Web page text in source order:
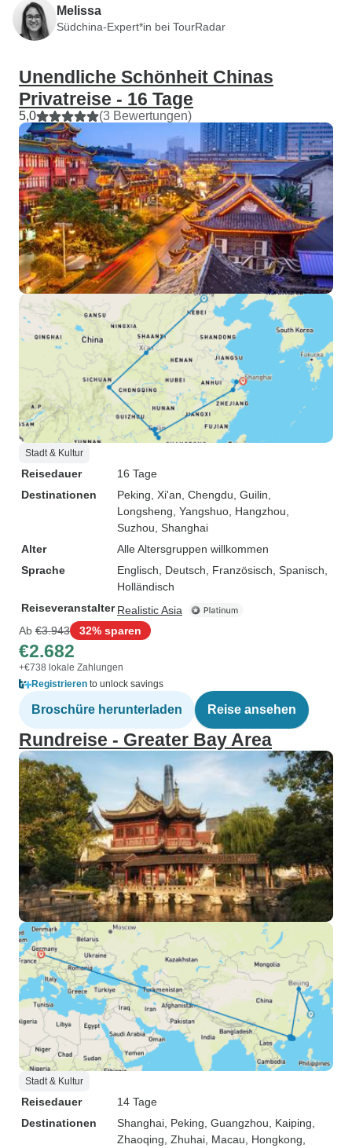
Melissa
Südchina-Expert*in bei TourRadar
Unendliche Schönheit Chinas
Privatreise - 16 Tage
5,0 (3 Bewertungen)
Stadt & Kultur
Reisedauer
16 Tage
Destinationen
Peking , Xi'an , Chengdu , Guilin
Longsheng , Yangshuo , Hangzhou
Suzhou , Shanghai
Alter
Alle Altersgruppen willkommen
Sprache
Englisch, Deutsch, Französisch, Spanisch,
Holländisch
Reiseveranstalter Realistic Asia
Ab €3.943 32% sparen
€2.682
+€738 lokale Zahlungen
Registrieren to unlock savings
Broschüre herunterladen Reise ansehen
Rundreise - Greater Bay Area
Stadt & Kultur
Reisedauer
14 Tage
Destinationen
Shanghai , Peking , Guangzhou , Kaiping
Zhaoqing , Zhuhai , Macau , Hongkong